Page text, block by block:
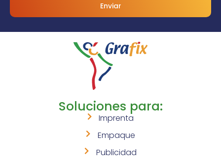
Enviar
Soluciones para:
Imprenta
Empaque
Publicidad